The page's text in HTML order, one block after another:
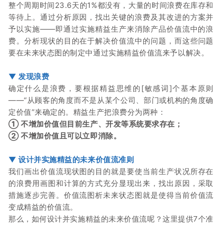
整个周期时间23.6天的1%都没有，大量的时间浪费在库存和
等待上。 通过分析原因，找出关键的浪费及其改进的方案并
予以实施——即通过实施精益生产来消除产品价值流中的浪
费。 分析现状的目的在于解决价值流中的问题，而这些问题
要在未来状态图的制定中通过实施精益价值流来予以解决。
▼ 发现浪费
确定什么是浪费，要根据精益思维的[敏感词]个基本原则
——“从顾客的角度而不是从某个公司、部门或机构的角度确
定价值”来确定的。 精益生产把浪费分为两种：
①不增加价值但目前生产、开发等系统要求存在；
②不增加价值且可以立即消除。
▼ 设计并实施精益的未来价值流准则
我们画出价值流现状图的目的就是要使当前生产状况所存在
的浪费用画图和计算的方式充分显现出来，找出原因，采取
措施逐步完善。 价值流图析未来状态图就是使得当前价值流
变成精益的价值流。
那么，如何设计并实施精益的未来价值流呢？这里提供7个准